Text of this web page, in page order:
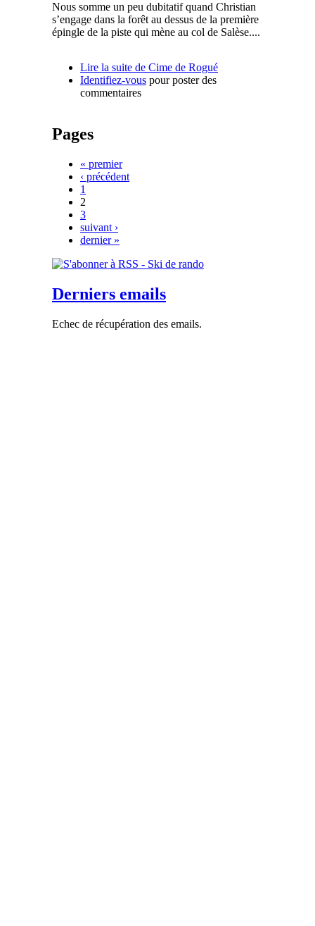
Nous somme un peu dubitatif quand Christian
s’engage dans la forêt au dessus de la première
épingle de la piste qui mène au col de Salèse....
Lire la suite de Cime de Rogué
Identifiez-vous pour poster des
commentaires
Pages
« premier
‹ précédent
1
2
3
suivant ›
dernier »
Derniers emails
Echec de récupération des emails.